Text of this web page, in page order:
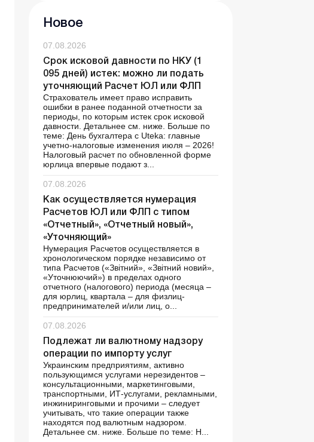
Новое
07.08.2026
Срок исковой давности по НКУ (1
095 дней) истек: можно ли подать
уточняющий Расчет ЮЛ или ФЛП
Страхователь имеет право исправить
ошибки в ранее поданной отчетности за
периоды, по которым истек срок исковой
давности. Детальнее см. ниже. Больше по
теме: День бухгалтера с Uteka: главные
учетно-налоговые изменения июля – 2026!
Налоговый расчет по обновленной форме
юрлица впервые подают з...
07.08.2026
Как осуществляется нумерация
Расчетов ЮЛ или ФЛП с типом
«Отчетный», «Отчетный новый»,
«Уточняющий»
Нумерация Расчетов осуществляется в
хронологическом порядке независимо от
типа Расчетов («Звітний», «Звітний новий»,
«Уточнюючий») в пределах одного
отчетного (налогового) периода (месяца –
для юрлиц, квартала – для физлиц-
предпринимателей и/или лиц, о...
07.08.2026
Подлежат ли валютному надзору
операции по импорту услуг
Украинским предприятиям, активно
пользующимся услугами нерезидентов –
консультационными, маркетинговыми,
транспортными, ИТ-услугами, рекламными,
инжиниринговыми и прочими – следует
учитывать, что такие операции также
находятся под валютным надзором.
Детальнее см. ниже. Больше по теме: Н...